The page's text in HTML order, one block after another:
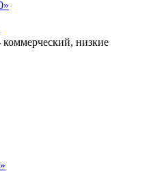
коммерческий, низкие